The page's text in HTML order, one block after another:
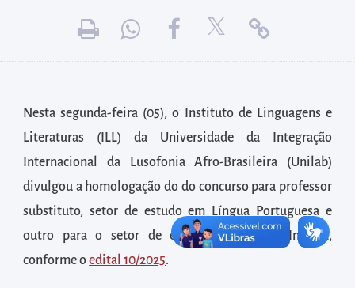
diretamente
as
informações
postas
no
rodapé
Nesta segunda-feira (05), o Instituto de Linguagens e
Literaturas (ILL) da Universidade da Integração
Internacional da Lusofonia Afro-Brasileira (Unilab)
divulgou a homologação do do concurso para professor
substituto, setor de estudo em Língua Portuguesa e
outro para o setor de estudo em Língua Inglesa,
conforme oedital 10/2025.